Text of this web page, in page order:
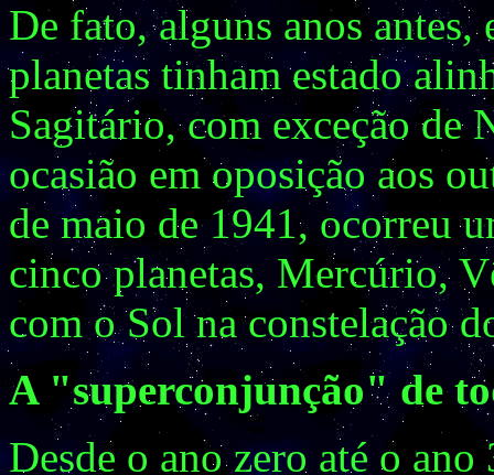
De fato, alguns anos
planetas tinham estado
Sagitário, com exceção de
ocasião em oposição aos
de maio de 1941, ocorreu
cinco planetas, Mercúrio,
com o Sol na constelação
A "superconjunção" de
Desde o ano zero até o